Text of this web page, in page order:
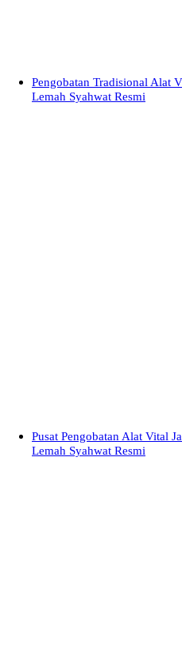
Pengobatan Tradisional Alat
Lemah Syahwat Resmi
Pusat Pengobatan Alat Vital
Lemah Syahwat Resmi